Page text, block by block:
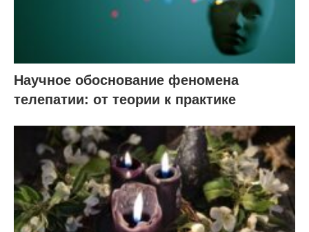
Научное обоснование феномена
телепатии: от теории к практике